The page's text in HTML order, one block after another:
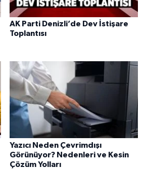
AK Parti Denizli’de Dev İstişare
Toplantısı
Yazıcı Neden Çevrimdışı
Görünüyor? Nedenleri ve Kesin
Çözüm Yolları